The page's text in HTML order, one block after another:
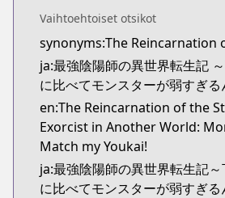
Vaihtoehtoiset otsikot
ja:最強陰陽師の異世界転生記
に比べてモンスターが弱すぎる
en:The Reincarnation of the
Exorcist in Another World:
Match my Youkai!
ja:最強陰陽師の異世界転生記
に比べてモンスターが弱すぎる